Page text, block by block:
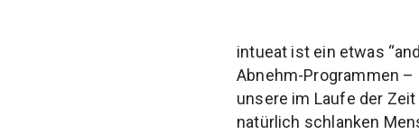
intueat ist ein etwas
Abnehm-Programmen –
unsere im Laufe der
natürlich schlanken